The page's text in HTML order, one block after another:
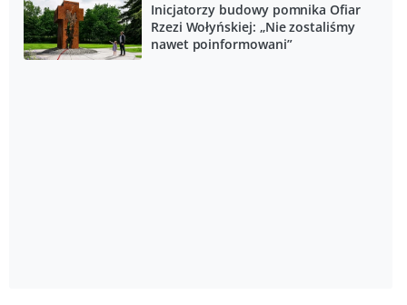
Inicjatorzy budowy pomnika Ofiar
Rzezi Wołyńskiej: „Nie zostaliśmy
nawet poinformowani”